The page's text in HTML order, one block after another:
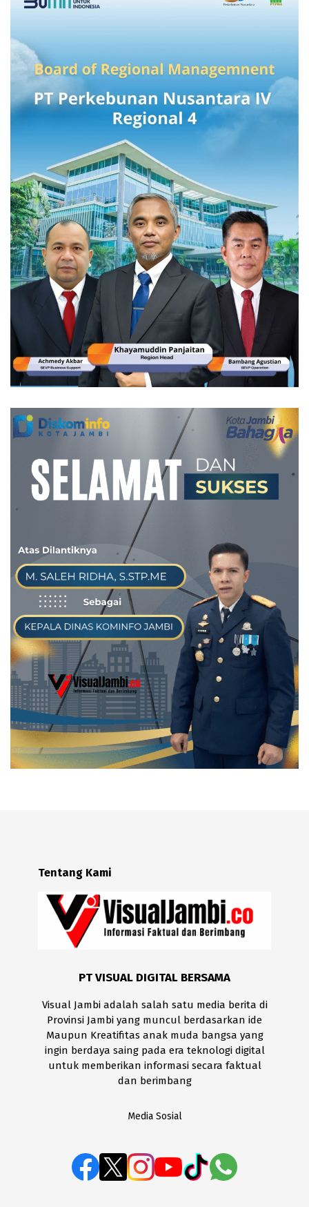
Tentang Kami
PT VISUAL DIGITAL BERSAMA
Visual Jambi adalah salah satu media berita di
Provinsi Jambi yang muncul berdasarkan ide
Maupun Kreatifitas anak muda bangsa yang
ingin berdaya saing pada era teknologi digital
untuk memberikan informasi secara faktual
dan berimbang
Media Sosial